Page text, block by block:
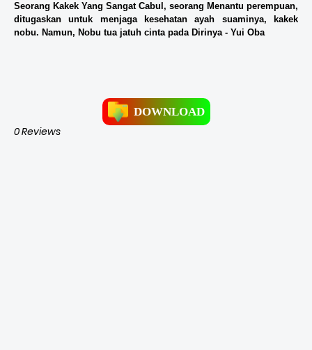
Seorang Kakek Yang Sangat Cabul, seorang Menantu perempuan,
ditugaskan untuk menjaga kesehatan ayah suaminya, kakek
nobu. Namun, Nobu tua jatuh cinta pada Dirinya - Yui Oba
DOWNLOAD
0 Reviews